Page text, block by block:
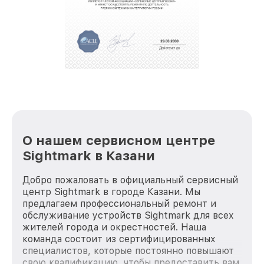
полной сохранности и бесплатно.
положительные отзывы и обрели отличную
репутацию. Мы постоянно совершенствуемся и
О нашем сервисном центре
Sightmark в Казани
Добро пожаловать в официальный сервисный
центр Sightmark в городе Казани. Мы
предлагаем профессиональный ремонт и
обслуживание устройств Sightmark для всех
жителей города и окрестностей. Наша
команда состоит из сертифицированных
специалистов, которые постоянно повышают